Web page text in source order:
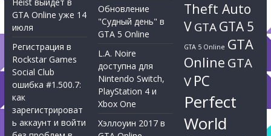
GTA Online уже 14
июля
Регистрация в
Rockstar Games
Social Club
ошибка #1.500.7:
как
зарегистрироват
ь аккаунт и войти
Обновление
"Судный день" в
GTA 5 Online
L.A. Noire
доступна для
Nintendo Switch,
PlayStation 4 и
Xbox One
Хэллоуин 2017 в
Theft Auto
VGTAGTA 5
GTA 5 Online GTA
Online GTA
V PC
Perfect
World